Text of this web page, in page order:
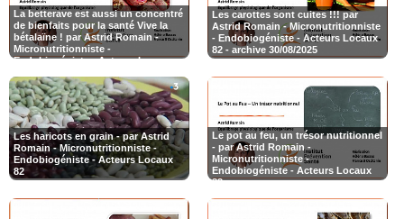
La betterave est aussi un concentré
de bienfaits pour la santé Vive la
bétalaïne ! par Astrid Romain -
Micronutritionniste -
Endobiogéniste - Acteurs Locaux
Les carottes sont cuites !!! par
Astrid Romain - Micronutritionniste
- Endobiogéniste - Acteurs Locaux
82 - archive 30/08/2025
Les haricots en grain - par Astrid
Romain - Micronutritionniste -
Endobiogéniste - Acteurs Locaux
82
Le pot au feu, un trésor nutritionnel
- par Astrid Romain -
Micronutritionniste -
Endobiogéniste - Acteurs Locaux
82